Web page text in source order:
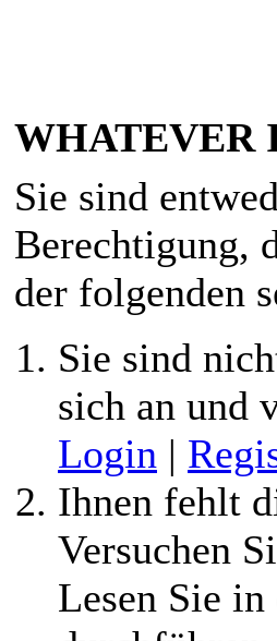
WHATEVER
Sie sind
Berechtigung,
der folgenden
Sie sind
sich an und
Login |
Ihnen fehlt
Versuchen
Lesen Sie